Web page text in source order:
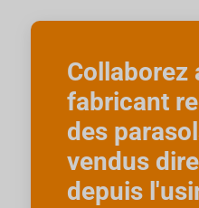
Collaborez
fabricant
des
vendus
depuis